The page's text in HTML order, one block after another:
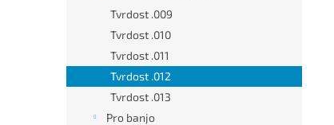
Tvrdost .009
Tvrdost .010
Tvrdost .011
Tvrdost .012
Tvrdost .013
Pro banjo